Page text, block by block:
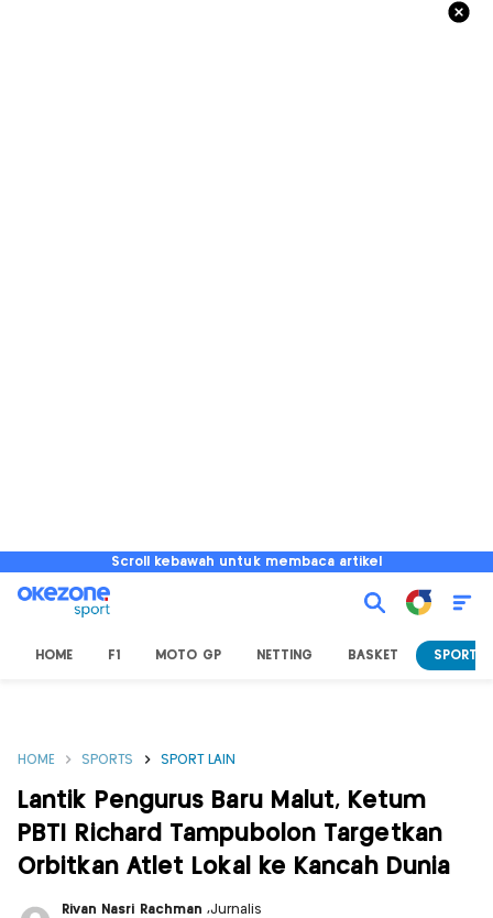
Scroll kebawah untuk membaca artikel
HOME F1 MOTO GP NETTING BASKET SPORT
HOME SPORTS SPORT LAIN
Lantik Pengurus Baru Malut, Ketum
PBTI Richard Tampubolon Targetkan
Orbitkan Atlet Lokal ke Kancah Dunia
Rivan Nasri Rachman ,Jurnalis